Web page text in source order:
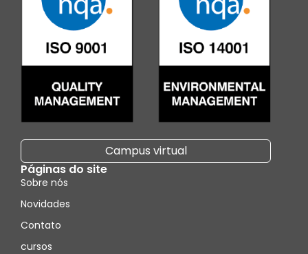
Campus virtual
Páginas do site
Sobre nós
Novidades
Contato
cursos